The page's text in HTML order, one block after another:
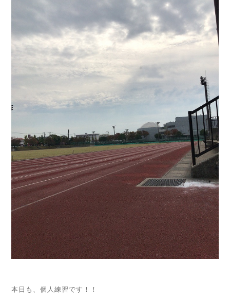
本日も、個人練習です！！